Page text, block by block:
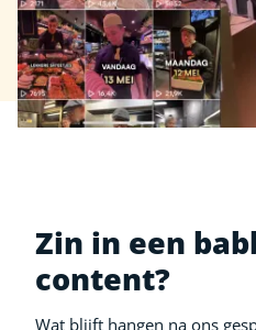
Zin in een
content?
Wat blijft hangen na ons